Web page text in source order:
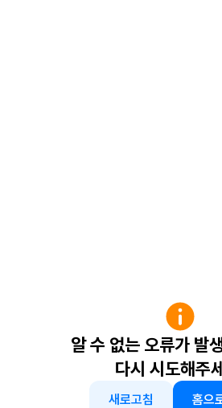
알 수 없는 오류가 발
다시 시도해주
새로고침 홈으